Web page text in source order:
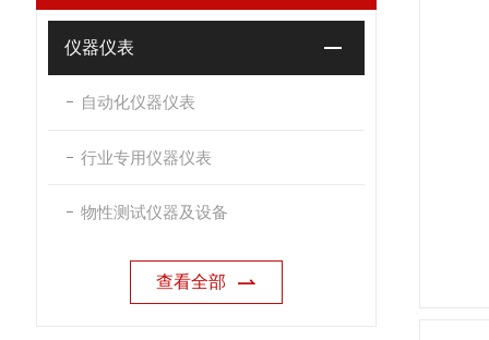
仪器仪表
自动化仪器仪表
行业专用仪器仪表
物性测试仪器及设备
查看全部